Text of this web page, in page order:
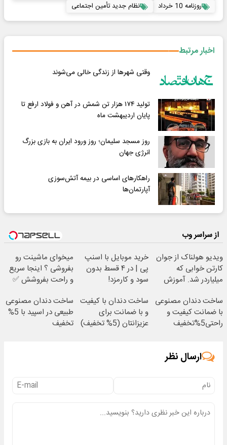
روزنامه 10 خرداد
نظام جدید تأمین اجتماعی
اخبار مرتبط
وقتی شهرها از زندگی خالی می‌شوند
تولید ۱۷۴ هزار تن شمش در آهن و فولاد ارفع تا
پایان اردیبهشت ماه
روز مسجد سلیمان؛ روز ورود ایران به بازی بزرگ
انرژی جهان
راهکارهای اساسی در بیمه آتش‌سوزی
آپارتمان‌ها
از سراسر وب
ویدیو هولناک از جوان
کارتن خوابی که
میلیاردر شد. آموزش
خرید موبایل با اسنپ
پی | در ۴ قسط بدون
سود و کارمزد!
میخوای ماشینت رو
بفروشی ؟ اینجا سریع
و راحت بفروشش ✅
ساخت دندان مصنوعی
با ضمانت کیفیت و
راحتی5%تخفیف
ساخت دندان با کیفیت
و با ضمانت برای
عزیزانتان (5% تخفیف)
ساخت دندان مصنوعی
طبیعی در اسپید با 5%
تخفیف
ارسال نظر